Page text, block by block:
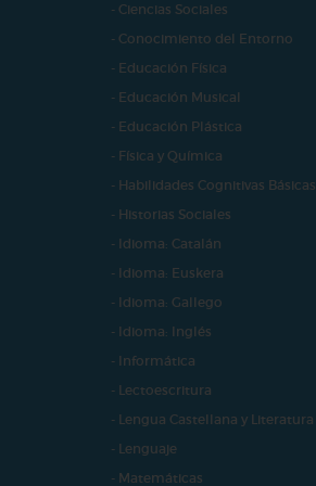
- Ciencias Sociales
- Conocimiento del Entorno
- Educación Física
- Educación Musical
- Educación Plástica
- Física y Química
- Habilidades Cognitivas Básicas
- Historias Sociales
- Idioma: Catalán
- Idioma: Euskera
- Idioma: Gallego
- Idioma: Inglés
- Informática
- Lectoescritura
- Lengua Castellana y Literatura
- Lenguaje
- Matemáticas